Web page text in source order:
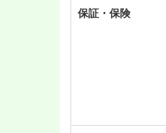
保証・保険